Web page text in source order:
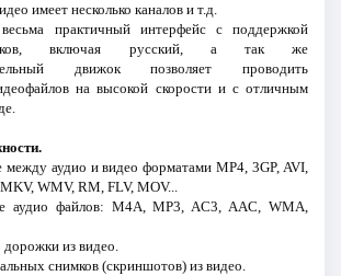
имеет несколько каналов и т.д.
практичный интерфейс с поддержкой
включая русский, а так же
движок позволяет проводить
на высокой скорости и с отличным
между аудио и видео форматами MP4, 3GP, AVI,
WMV, RM, FLV, MOV...
аудио файлов: M4A, MP3, AC3, AAC, WMA,
дорожки из видео.
снимков (скриншотов) из видео.